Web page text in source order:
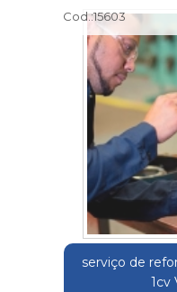
Cod.:15603
serviço de
1cv